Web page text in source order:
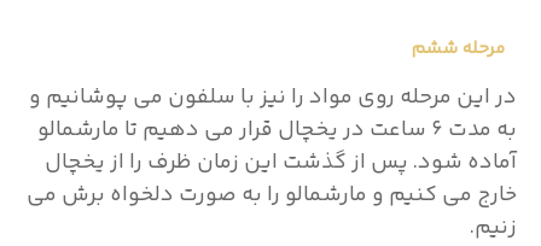
مرحله ششم
در این مرحله روی مواد را نیز با سلفون می پوشانیم و
به مدت ۶ ساعت در یخچال قرار می دهیم تا مارشمالو
آماده شود. پس از گذشت این زمان ظرف را از یخچال
خارج می کنیم و مارشمالو را به صورت دلخواه برش می
زنیم.